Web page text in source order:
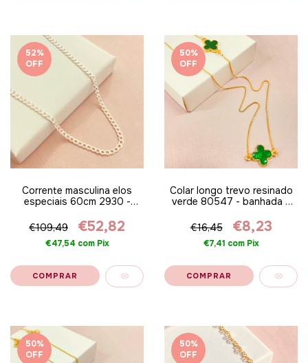
52%
OFF
Corrente masculina elos
especiais 60cm 2930 -
€109,49
€52,82
€47,54 com Pix
50%
OFF
Colar longo trevo resinado
verde 80547 - banhada a
€16,45
€8,23
€7,41 com Pix
50%
OFF
50%
OFF